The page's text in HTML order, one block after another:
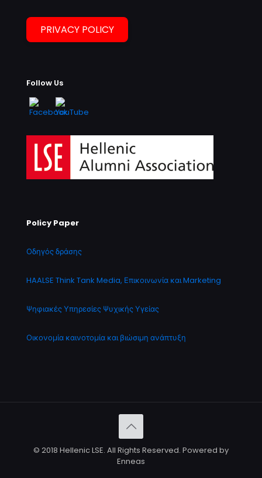
PRIVACY POLICY
Follow Us
Policy Paper
Οδηγός δράσης
HAALSE Think Tank Media, Επικοινωνία και Marketing
Ψηφιακές Υπηρεσίες Ψυχικής Υγείας
Οικονομία καινοτομία και βιώσιμη ανάπτυξη
© 2018 Hellenic LSE. All Rights Reserved. Powered by
Enneas